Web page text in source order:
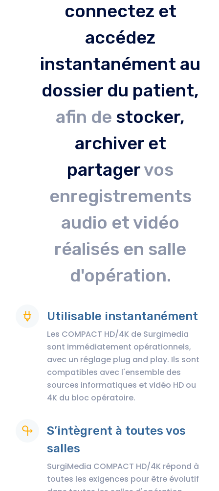
connectez et
accédez
instantanément au
dossier du patient,
afin de stocker,
archiver et
partagervos
enregistrements
audio et vidéo
réalisés en salle
d'opération.
Utilisable instantanément
Les COMPACT HD/4K de Surgimedia
sont immédiatement opérationnels,
avec un réglage plug and play. Ils sont
compatibles avec l'ensemble des
sources informatiques et vidéo HD ou
4K du bloc opératoire.
S’intègrent à toutes vos
salles
SurgiMedia COMPACT HD/4K répond à
toutes les exigences pour être évolutif